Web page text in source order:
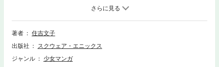
うやいなや、特殊メイク美少女の神崎真琴と、演劇オーディションで競う
ハメに。アイミに微笑むのは見たこともない勝利の女神か、背後霊かもし
れない不幸の女神か!? 爆笑臨海学校編も収録!! ついにアイミの正体が!?
(C)2006 Yukiko Sumiyoshi
著者
住吉文子
出版社
スクウェア・エニックス
ジャンル
少女マンガ